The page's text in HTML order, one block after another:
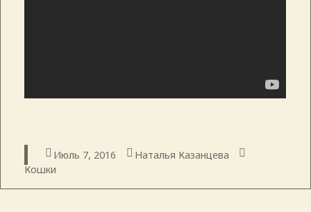
Опубликовано
Июль 7, 2016 Автор
Наталья Казанцева
Кошки